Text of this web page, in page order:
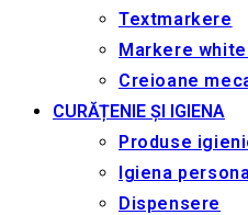
Textmarkere
Markere
Creioane
CURĂȚENIE ȘI IGIENA
Produse
Igiena
Dispensere